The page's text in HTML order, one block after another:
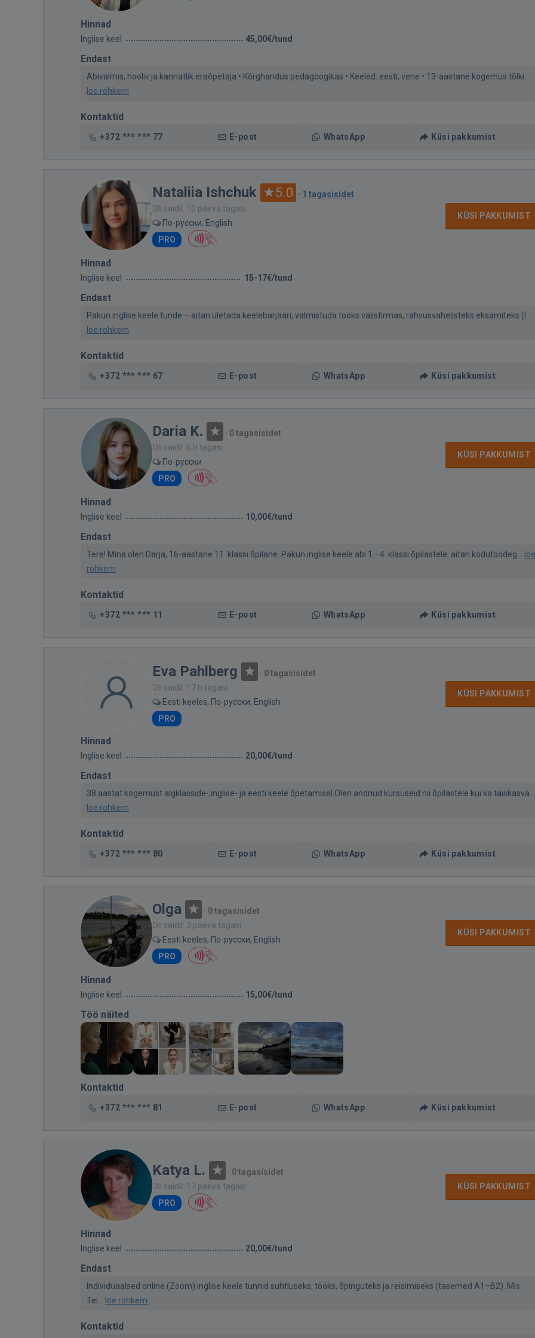
Hinnad
Inglise keel 45,00€/tund
Endast
Abivalmis, hooliv ja kannatlik eraõpetaja • Kõrgharidus pedagoogikas • Keeled: eesti, vene • 13-aastane kogemus tõlki...
loe rohkem
Kontaktid
+372 *** *** 77 E-post WhatsApp Küsi pakkumist
Nataliia Ishchuk 5.0 · 1 tagasisidet
Oli saidil: 10 päeva tagasi
По-русски, English
PRO
KÜSI PAKKUMIST
Hinnad
Inglise keel 15-17€/tund
Endast
Pakun inglise keele tunde – aitan ületada keelebarjääri, valmistuda tööks välisfirmas, rahvusvahelisteks eksamiteks (I...
loe rohkem
Kontaktid
+372 *** *** 67 E-post WhatsApp Küsi pakkumist
Daria K. · 0 tagasisidet
Oli saidil: 6 h tagasi
По-русски
PRO
KÜSI PAKKUMIST
Hinnad
Inglise keel 10,00€/tund
Endast
Tere! Mina olen Darja, 16-aastane 11. klassi õpilane. Pakun inglise keele abi 1.–4. klassi õpilastele: aitan kodutöödeg...
loe
rohkem
Kontaktid
+372 *** *** 11 E-post WhatsApp Küsi pakkumist
Eva Pahlberg · 0 tagasisidet
Oli saidil: 17 h tagasi
Eesti keeles, По-русски, English
PRO
KÜSI PAKKUMIST
Hinnad
Inglise keel 20,00€/tund
Endast
38 aastat kogemust algklasside-,inglise- ja eesti keele õpetamisel.Olen andnud kursuseid nii õpilastele kui ka täiskasva...
loe rohkem
Kontaktid
+372 *** *** 80 E-post WhatsApp Küsi pakkumist
Olga · 0 tagasisidet
Oli saidil: 3 päeva tagasi
Eesti keeles, По-русски, English
PRO
KÜSI PAKKUMIST
Hinnad
Inglise keel 15,00€/tund
Töö näited
Kontaktid
+372 *** *** 81 E-post WhatsApp Küsi pakkumist
Katya L. · 0 tagasisidet
Oli saidil: 17 päeva tagasi
PRO
KÜSI PAKKUMIST
Hinnad
Inglise keel 20,00€/tund
Endast
Individuaalsed online (Zoom) inglise keele tunnid suhtluseks, tööks, õpinguteks ja reisimiseks (tasemed A1–B2). Mis
Tei...
loe rohkem
Kontaktid